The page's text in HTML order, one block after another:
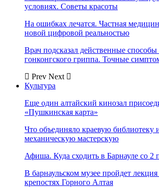
условиях. Советы красоты
На ошибках лечатся. Частная
новой цифровой реальностью
Врач подсказал действенные
гонконгского гриппа. Точные
Prev Next
Культура
Еще один алтайский кинозал
«Пушкинская карта»
Что объединяло краевую библиотеку
механическую мастерскую
Афиша. Куда сходить в Барнауле со 2
В барнаульском музее пройдет
крепостях Горного Алтая